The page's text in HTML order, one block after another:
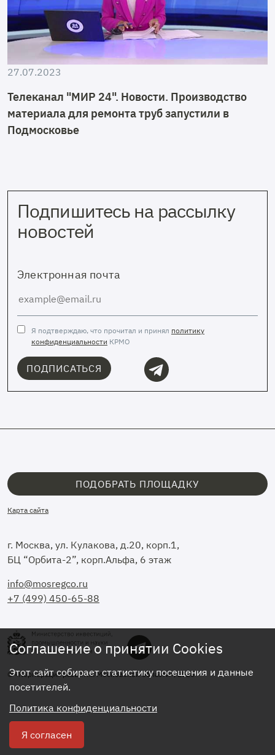
27.07.2023
Телеканал "МИР 24". Новости. Производство
материала для ремонта труб запустили в
Подмосковье
Подпишитесь на рассылку
новостей
Электронная почта
Я подтверждаю, что прочитал и принял политику
конфиденциальности КРМО
ПОДПИСАТЬСЯ
info@mosregco.ru
+7 (499) 450-65-88
г. Москва, ул. Кулакова, д.20, корп.1,
БЦ “Орбита-2”, корп.Альфа, 6 этаж
ПОДОБРАТЬ ПЛОЩАДКУ
Карта сайта
© «Корпорация развития Московской области», 2026
Соглашение о принятии Cookies
Этот сайт собирает статистику посещения и данные
посетителей.
Политика конфиденциальности
Я согласен